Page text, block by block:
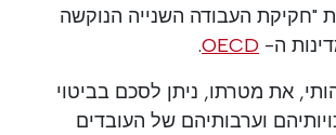
"חקיקת העבודה השנייה הנוקשה
ה- OECD
.
את מטרתו, ניתן לסכם בביטוי
וערבותיהם של העובדים